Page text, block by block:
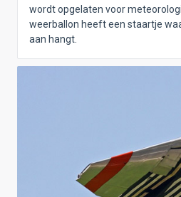
wordt opgelaten voor
weerballon heeft een staartje
aan hangt.